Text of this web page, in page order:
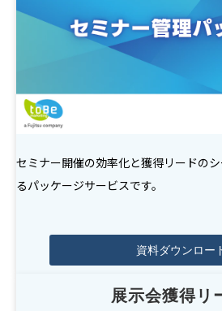
セミナー開催の効率化と獲得リードの
るパッケージサービスです。
資料ダウンロー
展示会獲得リ